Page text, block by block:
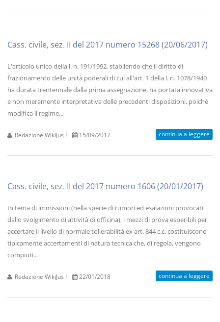
Cass. civile, sez. II del 2017 numero 15268 (20/06/2017)
L'articolo unico della l. n. 191/1992, stabilendo che il diritto di
frazionamento delle unità poderali di cui all'art. 1 della l. n. 1078/1940
ha durata trentennale dalla prima assegnazione, ha portata innovativa
e non meramente interpretativa delle precedenti disposizioni, poiché
modifica il regime...
Redazione WikiJus I 15/09/2017 continua a leggere
Cass. civile, sez. II del 2017 numero 1606 (20/01/2017)
In tema di immissioni (nella specie di rumori ed esalazioni provocati
dallo svolgimento di attività di officina), i mezzi di prova esperibili per
accertare il livello di normale tollerabilità ex art. 844 c.c. costituiscono
tipicamente accertamenti di natura tecnica che, di regola, vengono
compiuti...
Redazione WikiJus I 22/01/2018 continua a leggere